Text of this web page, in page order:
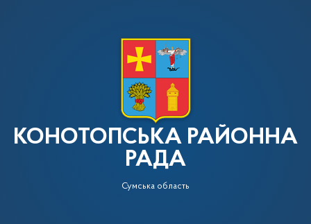
КОНОТОПСЬКА РАЙОННА
РАДА
Сумська область